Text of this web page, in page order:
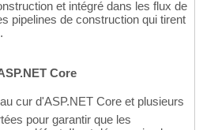
et intégré dans les flux de
pipelines de construction qui tirent
Core
cur d'ASP.NET Core et plusieurs
pour garantir que les